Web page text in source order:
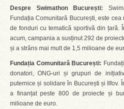
Despre Swimathon București:
Fundația Comunitară București, este
de fonduri cu tematică sportivă din țară.
acum, campania a susținut 292 de
și a strâns mai mult de 1,5 milioane de
Fundația Comunitară București:
donatori, ONG-uri și grupuri de
puternice și solidare în București și Ilfov.
a finanțat peste 800 de proiecte și
milioane de euro.